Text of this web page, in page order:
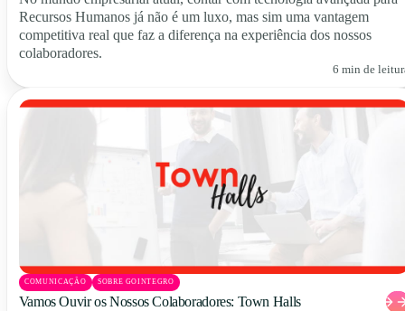
Recursos Humanos já não é um luxo, mas sim uma vantagem
competitiva real que faz a diferença na experiência dos nossos
colaboradores.
6 min de
COMUNICAÇÃO SOBRE GOINTEGRO
Vamos Ouvir os Nossos Colaboradores: Town Halls